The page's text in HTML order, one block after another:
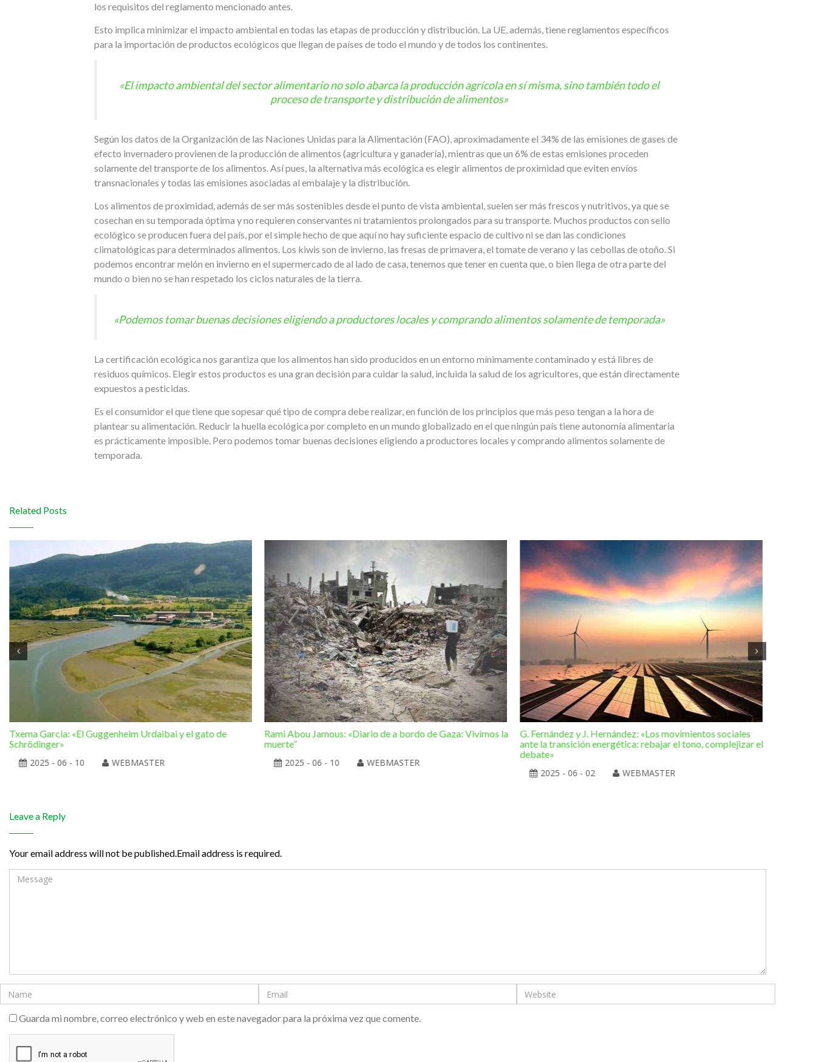
los requisitos del reglamento mencionado antes.
Esto implica minimizar el impacto ambiental en todas las etapas de producción y distribución. La UE, además, tiene reglamentos específicos
para la importación de productos ecológicos que llegan de países de todo el mundo y de todos los continentes.
«El impacto ambiental del sector alimentario no solo abarca la producción agrícola en sí misma, sino también todo el
proceso de transporte y distribución de alimentos»
Según los datos de la Organización de las Naciones Unidas para la Alimentación (FAO), aproximadamente el 34% de las emisiones de gases de
efecto invernadero provienen de la producción de alimentos (agricultura y ganadería), mientras que un 6% de estas emisiones proceden
solamente del transporte de los alimentos. Así pues, la alternativa más ecológica es elegir alimentos de proximidad que eviten envíos
transnacionales y todas las emisiones asociadas al embalaje y la distribución.
Los alimentos de proximidad, además de ser más sostenibles desde el punto de vista ambiental, suelen ser más frescos y nutritivos, ya que se
cosechan en su temporada óptima y no requieren conservantes ni tratamientos prolongados para su transporte. Muchos productos con sello
ecológico se producen fuera del país, por el simple hecho de que aquí no hay suficiente espacio de cultivo ni se dan las condiciones
climatológicas para determinados alimentos. Los kiwis son de invierno, las fresas de primavera, el tomate de verano y las cebollas de otoño. Si
podemos encontrar melón en invierno en el supermercado de al lado de casa, tenemos que tener en cuenta que, o bien llega de otra parte del
mundo o bien no se han respetado los ciclos naturales de la tierra.
«Podemos tomar buenas decisiones eligiendo a productores locales y comprando alimentos solamente de temporada»
La certificación ecológica nos garantiza que los alimentos han sido producidos en un entorno mínimamente contaminado y está libres de
residuos químicos. Elegir estos productos es una gran decisión para cuidar la salud, incluida la salud de los agricultores, que están directamente
expuestos a pesticidas.
Es el consumidor el que tiene que sopesar qué tipo de compra debe realizar, en función de los principios que más peso tengan a la hora de
plantear su alimentación. Reducir la huella ecológica por completo en un mundo globalizado en el que ningún país tiene autonomía alimentaria
es prácticamente imposible. Pero podemos tomar buenas decisiones eligiendo a productores locales y comprando alimentos solamente de
temporada.
Related Posts
Txema Garcia: «El Guggenheim Urdaibai y el gato de
Schrödinger»
2025 - 06 - 10
WEBMASTER
Rami Abou Jamous: «Diario de a bordo de Gaza: Vivimos la
muerte”
2025 - 06 - 10
WEBMASTER
G. Fernández y J. Hernández: «Los movimientos sociales
ante la transición energética: rebajar el tono, complejizar el
debate»
2025 - 06 - 02
WEBMASTER
Leave a Reply
Your email address will not be published.Email address is required.
Guarda mi nombre, correo electrónico y web en este navegador para la próxima vez que comente.